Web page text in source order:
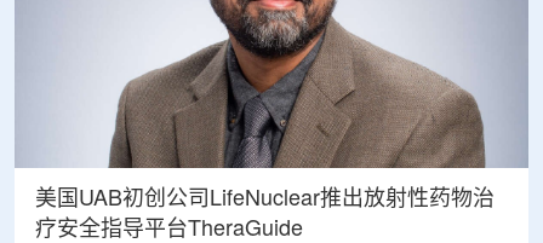
美国UAB初创公司LifeNuclear推出放射性药物治
疗安全指导平台TheraGuide